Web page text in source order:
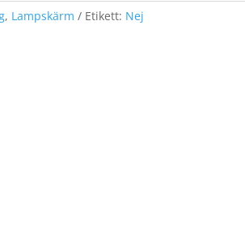
, Lampskärm Etikett: Nej